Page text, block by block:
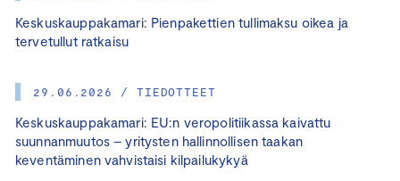
Keskuskauppakamari: Pienpakettien tullimaksu oikea ja
tervetullut ratkaisu
29.06.2026 / TIEDOTTEET
Keskuskauppakamari: EU:n veropolitiikassa kaivattu
suunnanmuutos – yritysten hallinnollisen taakan
keventäminen vahvistaisi kilpailukykyä